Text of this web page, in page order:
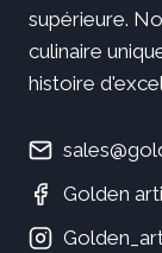
supérieure.
culinaire
histoire
Golden arti